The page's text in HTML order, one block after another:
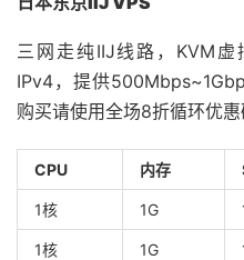
三网走纯IIJ线路，KVM
IPv4，提供
购买请使用全场8折循环优
CPU 内存
1核 1G
1核 1G